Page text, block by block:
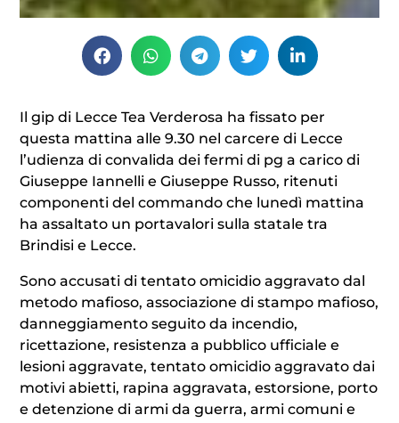
Il gip di Lecce Tea Verderosa ha fissato per
questa mattina alle 9.30 nel carcere di Lecce
l’udienza di convalida dei fermi di pg a carico di
Giuseppe Iannelli e Giuseppe Russo, ritenuti
componenti del commando che lunedì mattina
ha assaltato un portavalori sulla statale tra
Brindisi e Lecce.
Sono accusati di tentato omicidio aggravato dal
metodo mafioso, associazione di stampo mafioso,
danneggiamento seguito da incendio,
ricettazione, resistenza a pubblico ufficiale e
lesioni aggravate, tentato omicidio aggravato dai
motivi abietti, rapina aggravata, estorsione, porto
e detenzione di armi da guerra, armi comuni e